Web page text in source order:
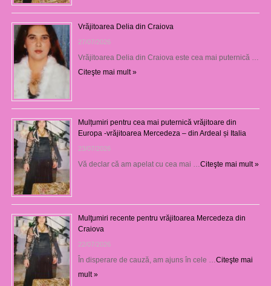
Vrăjitoarea Delia din Craiova
27/07/2026
Vrăjitoarea Delia din Craiova este cea mai puternică …
Citeşte mai mult »
Mulțumiri pentru cea mai puternică vrăjitoare din
Europa -vrăjitoarea Mercedeza – din Ardeal și Italia
23/07/2026
Vă declar că am apelat cu cea mai … Citeşte mai mult »
Mulţumiri recente pentru vrăjitoarea Mercedeza din
Craiova
22/07/2026
În disperare de cauză, am ajuns în cele … Citeşte mai
mult »